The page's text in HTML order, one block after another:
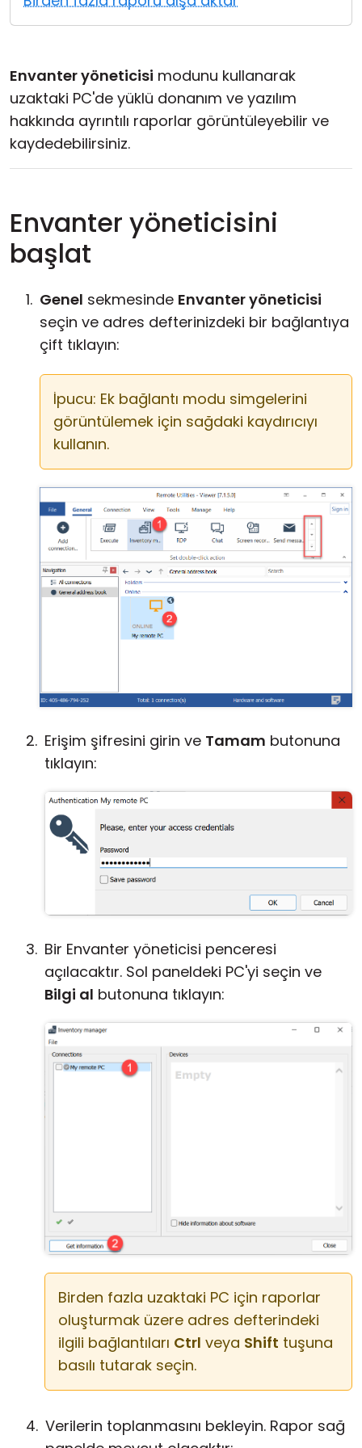
Envanter yöneticisi modunu kullanarak
uzaktaki PC'de yüklü donanım ve yazılım
hakkında ayrıntılı raporlar görüntüleyebilir ve
kaydedebilirsiniz.
Envanter yöneticisini
başlat
Genel sekmesinde Envanter yöneticisi
seçin ve adres defterinizdeki bir bağlantıya
çift tıklayın:
İpucu: Ek bağlantı modu simgelerini
görüntülemek için sağdaki kaydırıcıyı
kullanın.
Erişim şifresini girin ve Tamam butonuna
tıklayın:
Bir Envanter yöneticisi penceresi
açılacaktır. Sol paneldeki PC'yi seçin ve
Bilgi al butonuna tıklayın:
Birden fazla uzaktaki PC için raporlar
oluşturmak üzere adres defterindeki
ilgili bağlantıları Ctrl veya Shift tuşuna
basılı tutarak seçin.
Verilerin toplanmasını bekleyin. Rapor sağ
Bulut ve Yerel